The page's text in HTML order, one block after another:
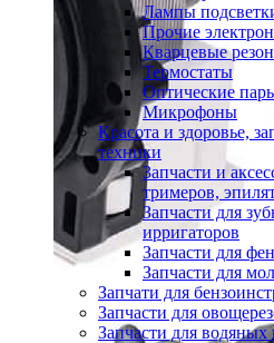
Лампы
Прочие
Кварцевые
Термостаты
Оптические
Микрофоны
Красота и здоровье,
техники
Запчасти и
тримеров,
Запчасти для
ирригаторов
Запчасти для
Запчасти для
Запчати для
Запчасти для
Запчасти для водяных